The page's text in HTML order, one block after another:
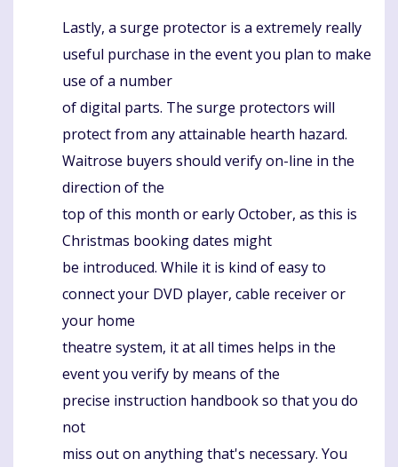
Komentaras
Lastly, a surge protector is a extremely really
useful purchase in the event you plan to make
use of a number
of digital parts. The surge protectors will
protect from any attainable hearth hazard.
Waitrose buyers should verify on-line in the
direction of the
top of this month or early October, as this is
Christmas booking dates might
be introduced. While it is kind of easy to
connect your DVD player, cable receiver or
your home
theatre system, it at all times helps in the
event you verify by means of the
precise instruction handbook so that you do
not
miss out on anything that's necessary. You